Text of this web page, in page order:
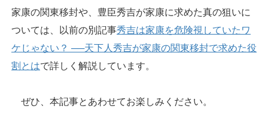
家康の関東移封や、豊臣秀吉が家康に求めた真の狙いに
ついては、以前の別記事秀吉は家康を危険視していたワ
ケじゃない？ ──天下人秀吉が家康の関東移封で求めた役
割とはで詳しく解説しています。
ぜひ、本記事とあわせてお楽しみください。